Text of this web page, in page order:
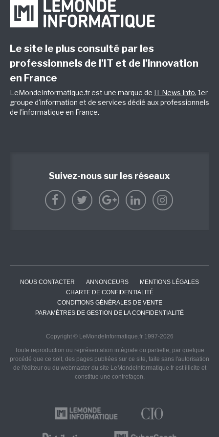
Le site le plus consulté par les
professionnels de l’IT et de l’innovation
en France
LeMondeInformatique.fr est une marque de IT News Info, 1er
groupe d'information et de services dédié aux professionnels
de l'informatique en France.
Suivez-nous sur les réseaux
NOUS CONTACTER ANNONCEURS
MENTIONS LÉGALES
CHARTE DE CONFIDENTIALITÉ
CONDITIONS GÉNÉRALES DE VENTE
PARAMÈTRES DE GESTION DE LA CONFIDENTIALITÉ
Copyright © LeMondeInformatique.fr 1997-2026
Toute reproduction ou représentation intégrale ou partielle, par quelque
procédé que ce soit, des pages publiées sur ce site, faite sans l'autorisation
de l'éditeur ou du webmaster du site LeMondeInformatique.fr est illicite et
constitue une contrefaçon.